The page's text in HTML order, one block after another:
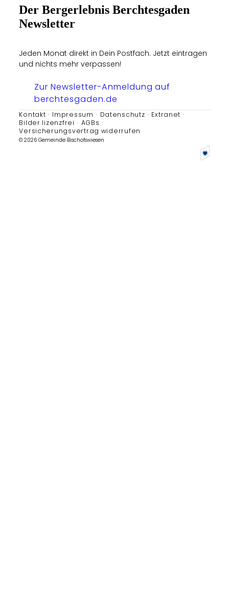
Der Bergerlebnis Berchtesgaden
Newsletter
Jeden Monat direkt in Dein Postfach. Jetzt eintragen
und nichts mehr verpassen!
Zur Newsletter-Anmeldung auf
berchtesgaden.de
Kontakt Impressum Datenschutz
Extranet
Bilder lizenzfrei
AGBs
Versicherungsvertrag widerrufen
© 2026 Gemeinde Bischofswiesen